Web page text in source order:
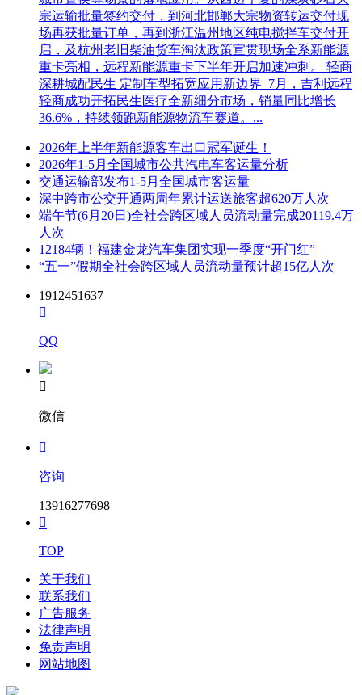
宗运输批量签约交付，到河北邯郸大宗物资转运交付现
场再获批量订单，再到浙江温州地区纯电搅拌车交付开
启，及杭州老旧柴油货车淘汰政策宣贯现场全系新能源
重卡亮相，远程新能源重卡下半年开启加速冲刺。 轻商
深耕城配民生 定制车型拓宽应用新边界 7月，吉利远程
轻商成功开拓民生医疗全新细分市场，销量同比增长
36.6%，持续领跑新能源物流车赛道。...
2026年上半年新能源客车出口冠军诞生！
2026年1-5月全国城市公共汽电车客运量分析
交通运输部发布1-5月全国城市客运量
深中跨市公交开通两周年累计运送旅客超620万人次
端午节(6月20日)全社会跨区域人员流动量完成20119.4万
人次
12184辆！福建金龙汽车集团实现一季度“开门红”
“五一”假期全社会跨区域人员流动量预计超15亿人次
1912451637

QQ

微信

咨询
13916277698

TOP
关于我们
联系我们
广告服务
法律声明
免责声明
网站地图